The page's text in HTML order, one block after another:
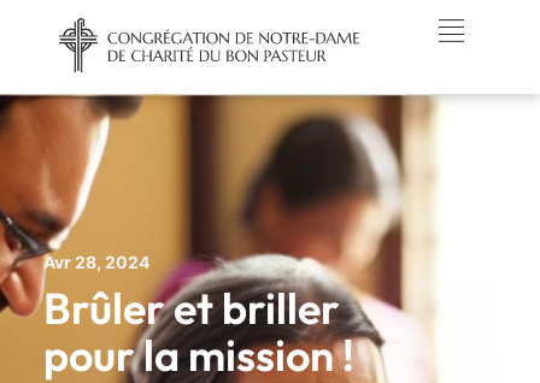
Avr 28, 2024
Brûler et briller
pour la mission !